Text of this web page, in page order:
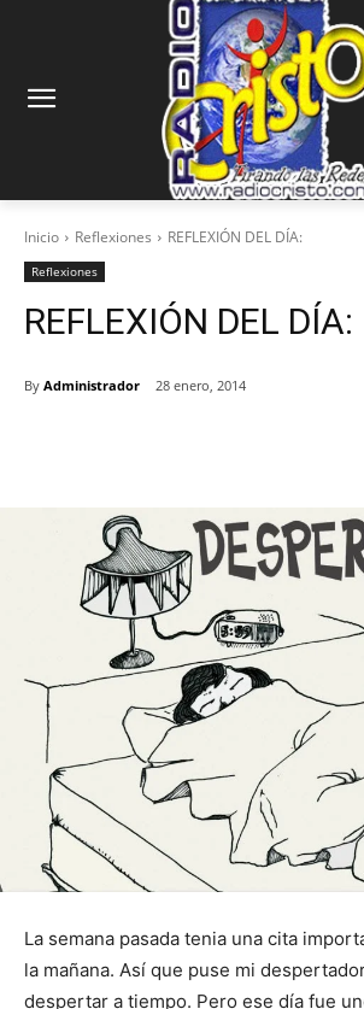
Inicio Reflexiones REFLEXIÓN DEL DÍA:
Reflexiones
REFLEXIÓN DEL DÍA:
By Administrador 28 enero, 2014
La semana pasada tenia una cita
la mañana. Así que puse mi
despertar a tiempo. Pero ese día fue